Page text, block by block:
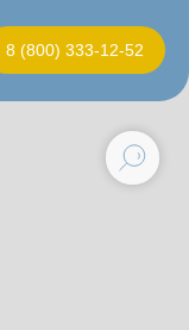
8 (800) 333-12-52